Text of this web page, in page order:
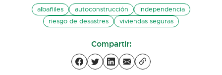
albañiles autoconstrucción
Independencia
riesgo de desastres
viviendas seguras
Compartir: